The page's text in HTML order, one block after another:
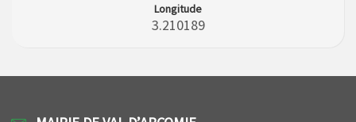
Longitude
3.210189